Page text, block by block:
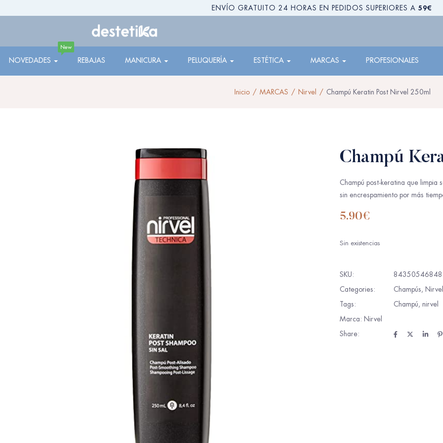
ENVÍO GRATUITO 24 HORAS EN PEDIDOS SUPERIORES A 59€
NOVEDADES
New
REBAJAS MANICURA PELUQUERÍA ESTÉTICA MARCAS PROFESIONALES
Inicio MARCAS Nirvel Champú Keratin Post Nirvel 250ml
Champú
Champú post-keratina que limpia
sin encrespamiento por más
5.90€
Sin existencias
SKU:
Categories:
Champús, Nirvel
Tags:
Champú, nirvel
Marca: Nirvel
Share: